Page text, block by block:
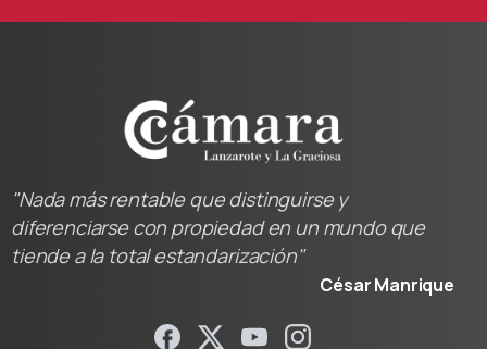
"Nada más rentable que distinguirse y
diferenciarse con propiedad en un mundo que
tiende a la total estandarización"
César Manrique